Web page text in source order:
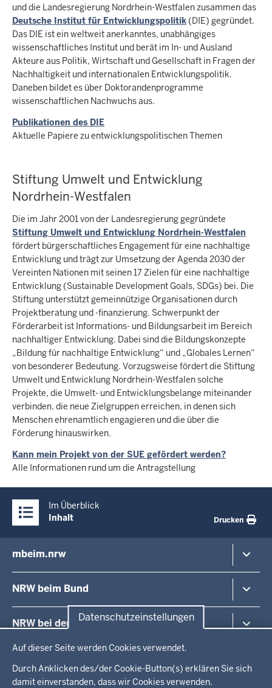
Datenschutzeinstellungen
Auf dieser Seite werden Cookies verwendet.
Durch Anklicken des/der Cookie-Button(s) erklären Sie sich
damit einverstanden, dass wir Cookies verwenden.
und die Landesregierung Nordrhein-Westfalen zusammen das
Deutsche Institut für Entwicklungspolitik(DIE) gegründet.
Das DIE ist ein weltweit anerkanntes, unabhängiges
wissenschaftliches Institut und berät im In- und Ausland
Akteure aus Politik, Wirtschaft und Gesellschaft in Fragen der
Nachhaltigkeit und internationalen Entwicklungspolitik.
Daneben bildet es über Doktorandenprogramme
wissenschaftlichen Nachwuchs aus.
Publikationen des DIE
Aktuelle Papiere zu entwicklungspolitischen Themen
Stiftung Umwelt und Entwicklung
Nordrhein-Westfalen
Die im Jahr 2001 von der Landesregierung gegründete
Stiftung Umwelt und Entwicklung Nordrhein-Westfalen
fördert bürgerschaftliches Engagement für eine nachhaltige
Entwicklung und trägt zur Umsetzung der Agenda 2030 der
Vereinten Nationen mit seinen 17 Zielen für eine nachhaltige
Entwicklung (Sustainable Development Goals, SDGs) bei. Die
Stiftung unterstützt gemeinnützige Organisationen durch
Projektberatung und -finanzierung. Schwerpunkt der
Förderarbeit ist Informations- und Bildungsarbeit im Bereich
nachhaltiger Entwicklung. Dabei sind die Bildungskonzepte
„Bildung für nachhaltige Entwicklung“ und „Globales Lernen“
von besonderer Bedeutung. Vorzugsweise fördert die Stiftung
Umwelt und Entwicklung Nordrhein-Westfalen solche
Projekte, die Umwelt- und Entwicklungsbelange miteinander
verbinden, die neue Zielgruppen erreichen, in denen sich
Menschen ehrenamtlich engagieren und die über die
Förderung hinauswirken.
Kann mein Projekt von der SUE gefördert werden?
Alle Informationen rund um die Antragstellung
Inhalte
Im Überblick
Inhalt
Drucken
Inhaltsübersicht
mbeim.nrw
Staatssekretäre
Europa in NRW
Europa und Internationales
NRW beim Bund
Nordrhein-Westfalen im Bundesrat
Ihre Events bei uns in Berlin
Besuchen Sie uns
Praktikum
NRW bei der EU
Vertretung des Landes NRW bei der EU
Unser Haus in Brüssel
Unser Team in Brüssel
Unser Büro in Israel